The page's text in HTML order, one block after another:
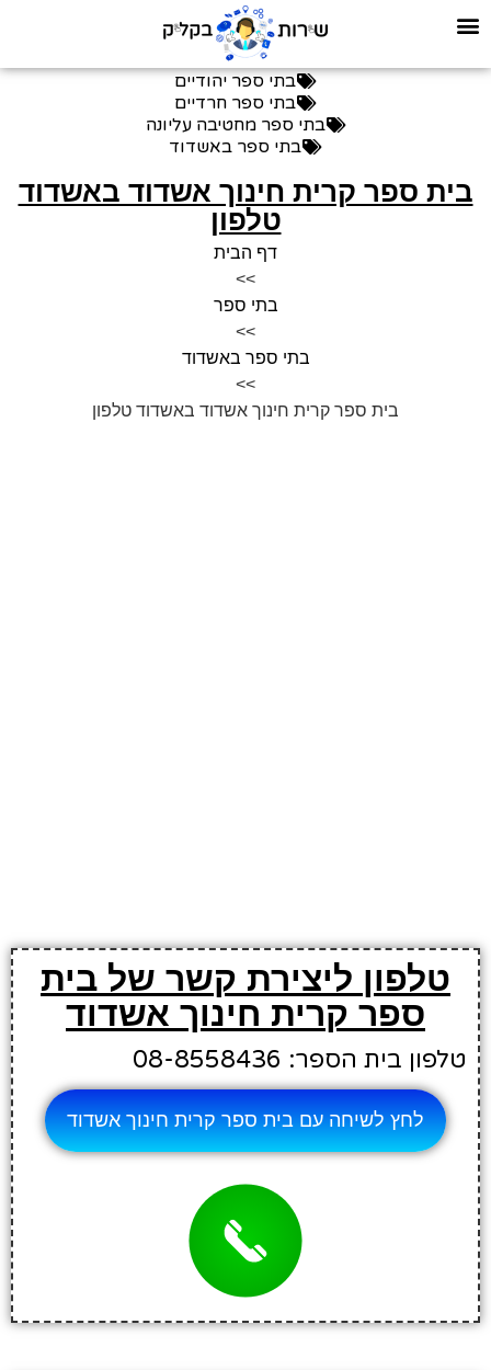
בתי ספר יהודיים
בתי ספר חרדיים
בתי ספר מחטיבה עליונה
בתי ספר באשדוד
בית ספר קרית חינוך אשדוד באשדוד
טלפון
דף הבית
>>
בתי ספר
>>
בתי ספר באשדוד
>>
בית ספר קרית חינוך אשדוד באשדוד טלפון
טלפון ליצירת קשר של בית
ספר קרית חינוך אשדוד
טלפון בית הספר: 08-8558436
לחץ לשיחה עם בית ספר קרית חינוך אשדוד